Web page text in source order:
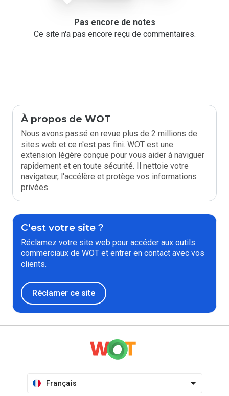
Pas encore de notes
Ce site n'a pas encore reçu de commentaires.
À propos de WOT
Nous avons passé en revue plus de 2 millions de
sites web et ce n'est pas fini. WOT est une
extension légère conçue pour vous aider à naviguer
rapidement et en toute sécurité. Il nettoie votre
navigateur, l'accélère et protège vos informations
privées.
C'est votre site ?
Réclamez votre site web pour accéder aux outils
commerciaux de WOT et entrer en contact avec vos
clients.
Réclamer ce site
Français